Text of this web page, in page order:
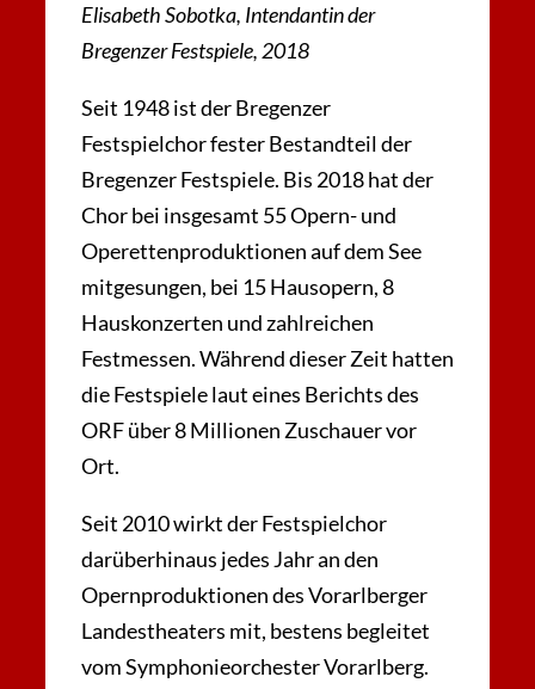
Elisabeth Sobotka, Intendantin der
Bregenzer Festspiele, 2018
Seit 1948 ist der Bregenzer
Festspielchor fester Bestandteil der
Bregenzer Festspiele. Bis 2018 hat der
Chor bei insgesamt 55 Opern- und
Operettenproduktionen auf dem See
mitgesungen, bei 15 Hausopern, 8
Hauskonzerten und zahlreichen
Festmessen. Während dieser Zeit hatten
die Festspiele laut eines Berichts des
ORF über 8 Millionen Zuschauer vor
Ort.
Seit 2010 wirkt der Festspielchor
darüberhinaus jedes Jahr an den
Opernproduktionen des Vorarlberger
Landestheaters mit, bestens begleitet
vom Symphonieorchester Vorarlberg.